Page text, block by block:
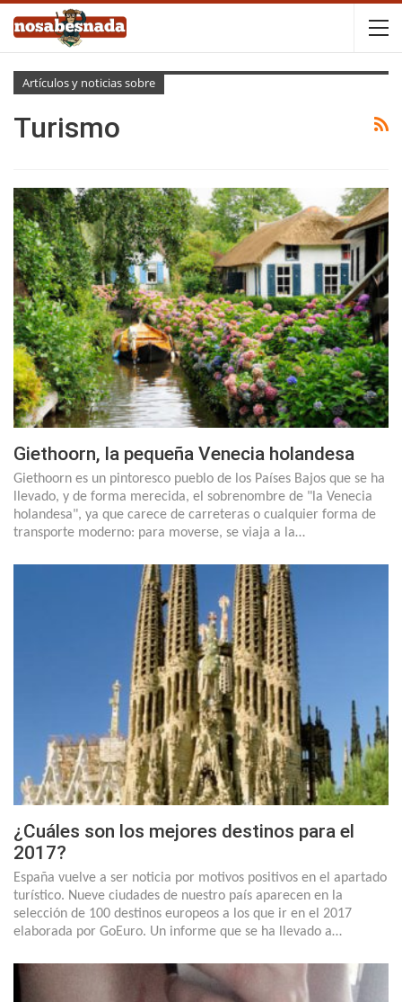
Artículos y noticias sobre
Turismo
Giethoorn, la pequeña Venecia holandesa
Giethoorn es un pintoresco pueblo de los Países Bajos que se ha
llevado, y de forma merecida, el sobrenombre de "la Venecia
holandesa", ya que carece de carreteras o cualquier forma de
transporte moderno: para moverse, se viaja a la…
¿Cuáles son los mejores destinos para el
2017?
España vuelve a ser noticia por motivos positivos en el apartado
turístico. Nueve ciudades de nuestro país aparecen en la
selección de 100 destinos europeos a los que ir en el 2017
elaborada por GoEuro. Un informe que se ha llevado a…